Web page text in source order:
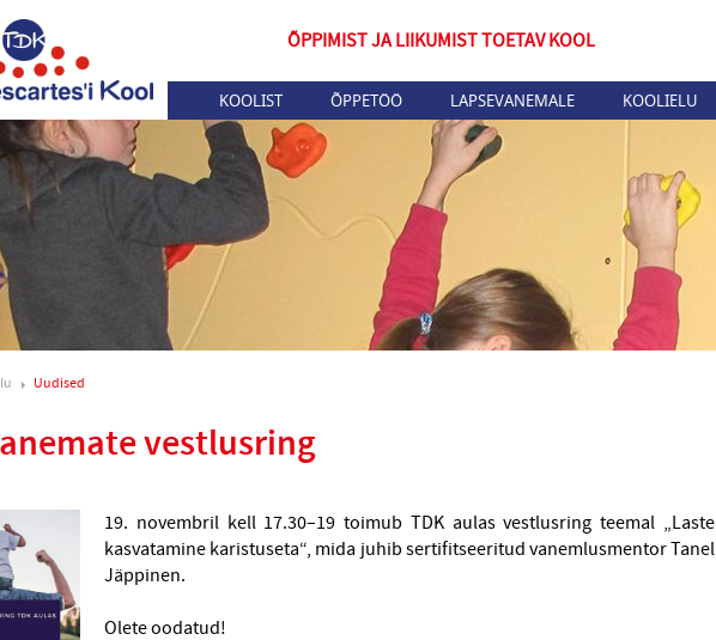
ÕPPIMIST JA LIIKUMIST TOETAV KOOL
KOOLIST ÕPPETÖÖ LAPSEVANEMALE KOOLIELU
Uudised
vestlusring
19. novembril kell 17.30–19 toimub TDK aulas vestlusring teemal „Laste
kasvatamine karistuseta“, mida juhib sertifitseeritud vanemlusmentor Tanel
Jäppinen.
Olete oodatud!